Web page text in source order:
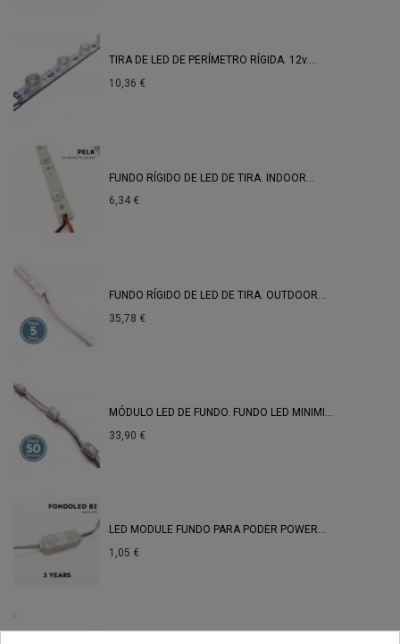
TIRA DE LED DE PERÍMETRO RÍGIDA. 12v....
10,36 €
FUNDO RÍGIDO DE LED DE TIRA. INDOOR...
6,34 €
FUNDO RÍGIDO DE LED DE TIRA. OUTDOOR...
35,78 €
MÓDULO LED DE FUNDO. FUNDO LED MINIMI...
33,90 €
LED MODULE FUNDO PARA PODER POWER...
1,05 €